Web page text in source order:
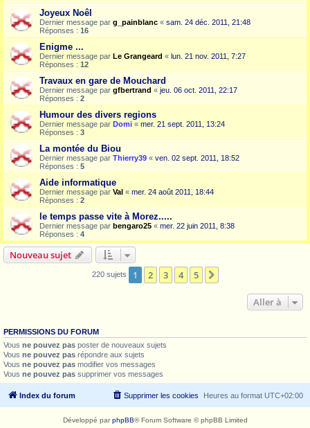
Joyeux Noêl
Dernier message par g_painblanc « sam. 24 déc. 2011, 21:48
Réponses : 16
Enigme ...
Dernier message par Le Grangeard « lun. 21 nov. 2011, 7:27
Réponses : 12
Travaux en gare de Mouchard
Dernier message par gfbertrand « jeu. 06 oct. 2011, 22:17
Réponses : 2
Humour des divers regions
Dernier message par Domi « mer. 21 sept. 2011, 13:24
Réponses : 3
La montée du Biou
Dernier message par Thierry39 « ven. 02 sept. 2011, 18:52
Réponses : 5
Aide informatique
Dernier message par Val « mer. 24 août 2011, 18:44
Réponses : 2
le temps passe vite à Morez.....
Dernier message par bengaro25 « mer. 22 juin 2011, 8:38
Réponses : 4
Nouveau sujet
220 sujets 1 2 3 4 5
Aller à
PERMISSIONS DU FORUM
Vous ne pouvez pas poster de nouveaux sujets
Vous ne pouvez pas répondre aux sujets
Vous ne pouvez pas modifier vos messages
Vous ne pouvez pas supprimer vos messages
Index du forum Heures au format UTC+02:00
Supprimer les cookies
Développé parphpBB® Forum Software © phpBB Limited